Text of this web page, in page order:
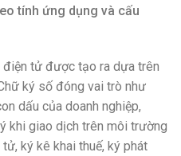
tính ứng dụng và cấu
tử được tạo ra dựa trên
ký số đóng vai trò như
dấu của doanh nghiệp,
khi giao dịch trên môi trường
ký kê khai thuế, ký phát